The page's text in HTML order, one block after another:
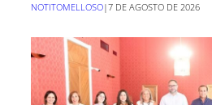
NOTITOMELLOSO|7 DE AGOSTO DE 2026